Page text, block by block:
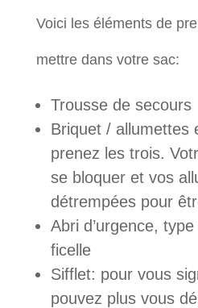
Voici les éléments de
mettre dans votre sac:
Trousse de secours
Briquet / allumettes
prenez les trois.
se bloquer et vos
détrempées pour
Abri d’urgence,
ficelle
Sifflet: pour vous
pouvez plus vous